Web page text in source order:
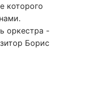
которого
оркестра -
Борис